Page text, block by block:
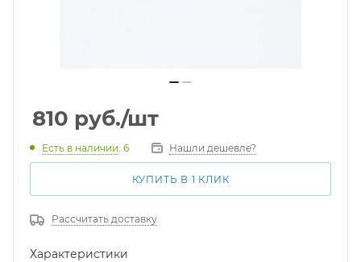
810 руб./шт
Есть в наличии: 6 Нашли дешевле?
КУПИТЬ В 1 КЛИК
Рассчитать доставку
Характеристики